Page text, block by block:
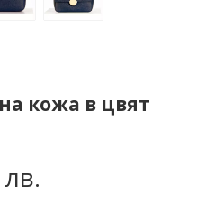
кожа в цвят